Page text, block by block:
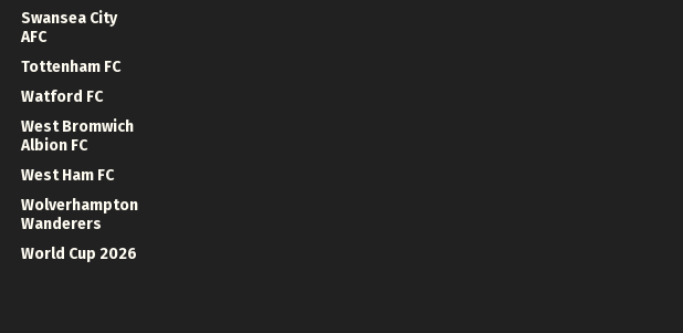
Swansea City
AFC
Tottenham FC
Watford FC
West Bromwich
Albion FC
West Ham FC
Wolverhampton
Wanderers
World Cup 2026